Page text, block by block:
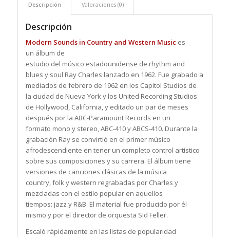
Descripción Valoraciones (0)
Descripción
Modern Sounds in Country and Western Music es
un álbum de
estudio del músico estadounidense de rhythm and
blues y soul Ray Charles lanzado en 1962. Fue grabado a
mediados de febrero de 1962 en los Capitol Studios de
la ciudad de Nueva York y los United Recording Studios
de Hollywood, California, y editado un par de meses
después por la ABC-Paramount Records en un
formato mono y stereo, ABC-410 y ABCS-410. Durante la
grabación Ray se convirtió en el primer músico
afrodescendiente en tener un completo control artístico
sobre sus composiciones y su carrera. El álbum tiene
versiones de canciones clásicas de la música
country, folk y western regrabadas por Charles y
mezcladas con el estilo popular en aquellos
tiempos: jazz y R&B. El material fue producido por él
mismo y por el director de orquesta Sid Feller.
Escaló rápidamente en las listas de popularidad